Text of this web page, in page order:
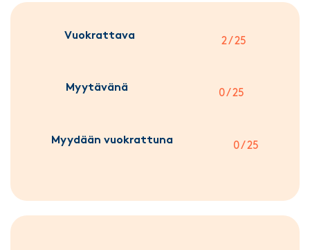
Vuokrattava 2 / 25
Myytävänä 0 / 25
Myydään vuokrattuna 0 / 25